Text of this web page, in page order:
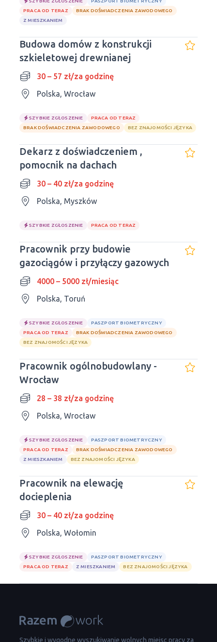
PRACA OD TERAZ
BRAK DOŚWIADCZENIA ZAWODOWEGO
Z MIESZKANIEM
Budowa domów z konstrukcji
szkieletowej drewnianej
30 – 57 zł/za godzinę
Polska, Wrocław
SZYBKIE ZGŁOSZENIE
PRACA OD TERAZ
BRAK DOŚWIADCZENIA ZAWODOWEGO
BEZ ZNAJOMOŚCI JĘZYKA
Dekarz z doświadczeniem ,
pomocnik na dachach
30 – 40 zł/za godzinę
Polska, Myszków
SZYBKIE ZGŁOSZENIE PRACA OD TERAZ
Pracownik przy budowie
gazociągów i przyłączy gazowych
4000 – 5000 zł/miesiąc
Polska, Toruń
SZYBKIE ZGŁOSZENIE
PASZPORT BIOMETRYCZNY
PRACA OD TERAZ
BRAK DOŚWIADCZENIA ZAWODOWEGO
BEZ ZNAJOMOŚCI JĘZYKA
Pracownik ogólnobudowlany -
Wrocław
28 – 38 zł/za godzinę
Polska, Wrocław
SZYBKIE ZGŁOSZENIE
PASZPORT BIOMETRYCZNY
PRACA OD TERAZ
BRAK DOŚWIADCZENIA ZAWODOWEGO
Z MIESZKANIEM
BEZ ZNAJOMOŚCI JĘZYKA
Pracownik na elewację
docieplenia
30 – 40 zł/za godzinę
Polska, Wołomin
SZYBKIE ZGŁOSZENIE
PASZPORT BIOMETRYCZNY
PRACA OD TERAZ
Z MIESZKANIEM BEZ ZNAJOMOŚCI JĘZYKA
Szybkie i wygodne wyszukiwanie wolnych miejsc pracy za